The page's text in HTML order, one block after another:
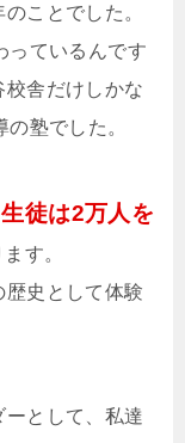
ことでした。
っているんです
舎だけしかな
塾でした。
徒は2万人を
す。
史として体験
として、私達